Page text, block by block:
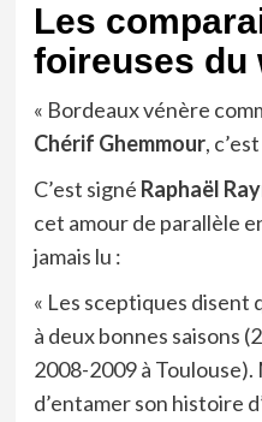
Les
foireuses du
« Bordeaux vénère
Chérif Ghemmour,
C’est signé Raphaël
cet amour de parallèle
jamais lu :
« Les sceptiques disent
à deux bonnes saisons
2008-2009 à
d’entamer son histoire